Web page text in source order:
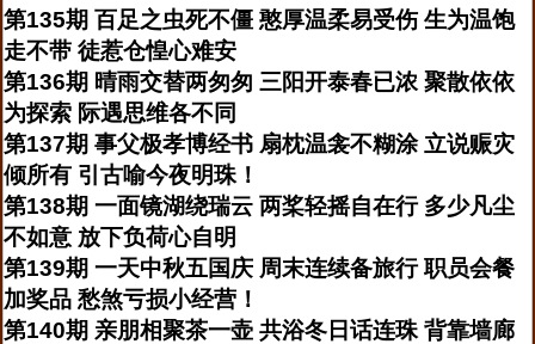
第135期 百足之虫死不僵 憨厚温柔易受伤 生为温饱
走不带 徒惹仓惶心难安
第136期 晴雨交替两匆匆 三阳开泰春已浓 聚散依依
为探索 际遇思维各不同
第137期 事父极孝博经书 扇枕温衾不糊涂 立说赈灾
倾所有 引古喻今夜明珠！
第138期 一面镜湖绕瑞云 两桨轻摇自在行 多少凡尘
不如意 放下负荷心自明
第139期 一天中秋五国庆 周末连续备旅行 职员会餐
加奖品 愁煞亏损小经营！
第140期 亲朋相聚茶一壶 共浴冬日话连珠 背靠墙廊